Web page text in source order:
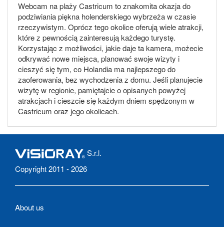
Webcam na plaży Castricum to znakomita okazja do
podziwiania piękna holenderskiego wybrzeża w czasie
rzeczywistym. Oprócz tego okolice oferują wiele atrakcji,
które z pewnością zainteresują każdego turystę.
Korzystając z możliwości, jakie daje ta kamera, możecie
odkrywać nowe miejsca, planować swoje wizyty i
cieszyć się tym, co Holandia ma najlepszego do
zaoferowania, bez wychodzenia z domu. Jeśli planujecie
wizytę w regionie, pamiętajcie o opisanych powyżej
atrakcjach i cieszcie się każdym dniem spędzonym w
Castricum oraz jego okolicach.
S.r.l.
Copyright 2011 - 2026
About us